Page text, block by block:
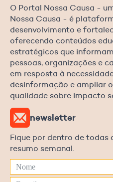
O Portal Nossa Causa -
Nossa Causa - é
desenvolvimento e
oferecendo conteúdos
estratégicos que
pessoas, organizações e
em resposta à
desinformação e ampliar
qualidade sobre impacto
newsletter
Fique por dentro de todas
resumo semanal.